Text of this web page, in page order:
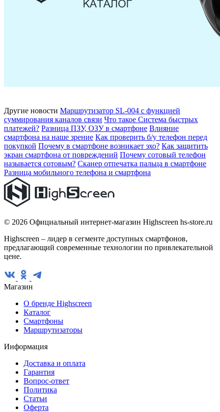
Другие новости Маршрутизатор SL-004 с функцией
суммирования каналов связи Что такое Система быстрых
платежей? Разница ПЗУ, ОЗУ в смартфоне Влияние
смартфона на наше зрение Как проверить б/у телефон перед
покупкой Почему в смартфоне возникает эхо? Как защитить
экран смартфона от повреждений Почему сотовый телефон
называется сотовым? Сканер отпечатка пальца в смартфоне
Разница мобильного телефона и смартфона
© 2026 Официальный интернет-магазин Highscreen hs-store.ru
Highscreen – лидер в сегменте доступных смартфонов,
предлагающий современные технологии по привлекательной
цене.
Магазин
О бренде Highscreen
Каталог
Смартфоны
Маршрутизаторы
Информация
Доставка и оплата
Гарантия
Вопрос-ответ
Политика
Статьи
Оферта